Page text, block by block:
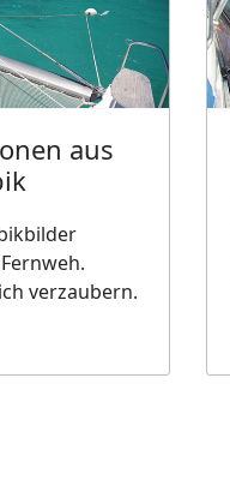
aus
verzaubern.